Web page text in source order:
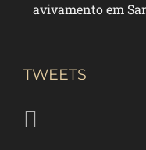
avivamento em
TWEETS